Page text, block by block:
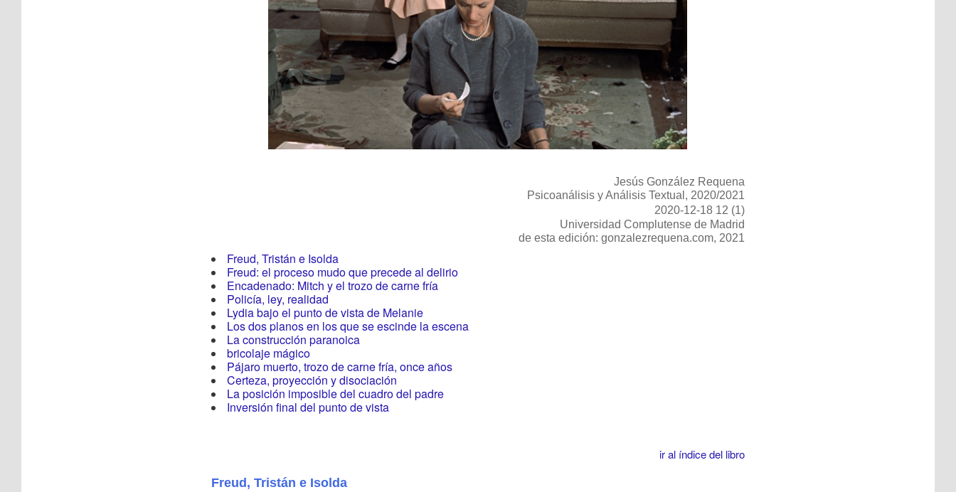
Jesús González Requena
Psicoanálisis y Análisis Textual, 2020/2021
2020-12-18 12 (1)
Universidad Complutense de Madrid
de esta edición: gonzalezrequena.com, 2021
Freud, Tristán e Isolda
Freud: el proceso mudo que precede al delirio
Encadenado: Mitch y el trozo de carne fría
Policía, ley, realidad
Lydia bajo el punto de vista de Melanie
Los dos planos en los que se escinde la escena
La construcción paranoica
bricolaje mágico
Pájaro muerto, trozo de carne fría, once años
Certeza, proyección y disociación
La posición imposible del cuadro del padre
Inversión final del punto de vista
ir al índice del libro
Freud, Tristán e Isolda